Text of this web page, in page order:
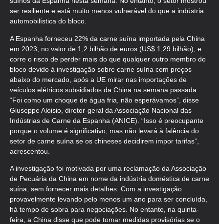
ser resiliente e está muito menos vulnerável do que a indústria
automobilística do bloco.
A Espanha forneceu 22% da carne suína importada pela China
em 2023, no valor de 1,2 bilhão de euros (US$ 1,29 bilhão), e
corre o risco de perder mais do que qualquer outro membro do
bloco devido à investigação sobre carne suína com preços
abaixo do mercado, após a UE mirar nas importações de
veículos elétricos subsidiados da China na semana passada.
“Foi como um choque de água fria, não esperávamos”, disse
Giuseppe Aloisio, diretor-geral da Associação Nacional das
Indústrias de Carne da Espanha (ANICE). “Isso é preocupante
porque o volume é significativo, mas não levará à falência do
setor de carne suína se os chineses decidirem impor tarifas”,
acrescentou.
A investigação foi motivada por uma reclamação da Associação
de Pecuária da China em nome da indústria doméstica de carne
suína, sem fornecer mais detalhes. Com a investigação
provavelmente levando pelo menos um ano para ser concluída,
há tempo de sobra para negociações. No entanto, na quinta-
feira, a China disse que pode tomar medidas provisórias se o